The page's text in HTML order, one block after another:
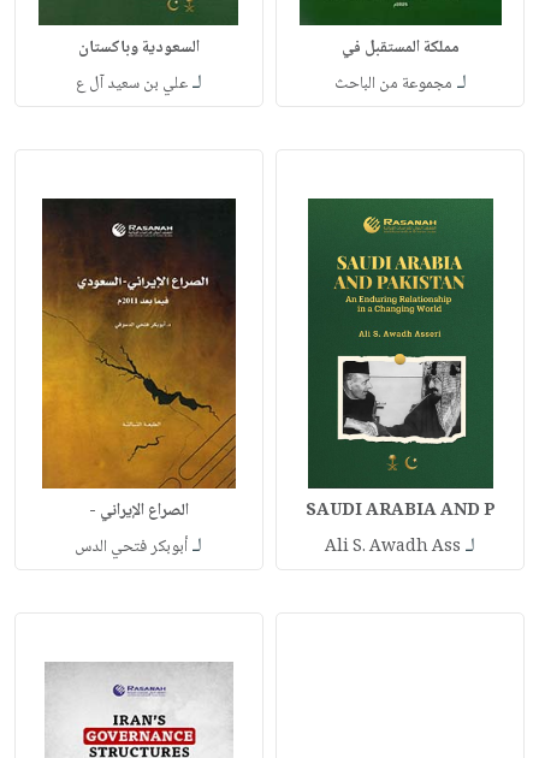
مملكة المستقبل في
لـ مجموعة من الباحث
السعودية وباكستان
لـعلي بن سعيد آل ع
SAUDI ARABIA AND P
لـ Ali S. Awadh Ass
الصراع الإيراني -
لـأبوبكر فتحي الدس